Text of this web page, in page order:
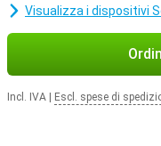
Visualizza i dispositivi
Incl. IVA Escl. spese di